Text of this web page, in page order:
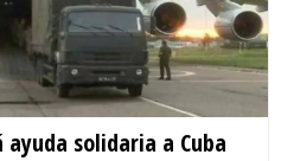
solidaria a Cuba